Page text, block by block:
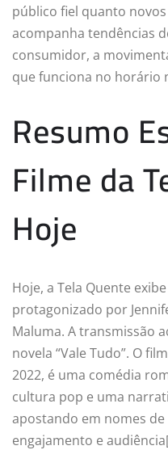
público fiel quanto
acompanha tendências
consumidor, a
que funciona no horário
Resumo
Filme da
Hoje
Hoje, a Tela Quente exibe
protagonizado por
Maluma. A transmissão
novela “Vale Tudo”. O
2022, é uma comédia
cultura pop e uma
apostando em nomes
engajamento e